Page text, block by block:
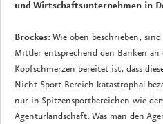
und Wirtschaftsunternehmen in
Brockes:Wie oben beschrieben,
Mittler entsprechend den Banken an
Kopfschmerzen bereitet ist, dass
Nicht-Sport-Bereich katastrophal
nur in Spitzensportbereichen wie
Agenturlandschaft. Was man den